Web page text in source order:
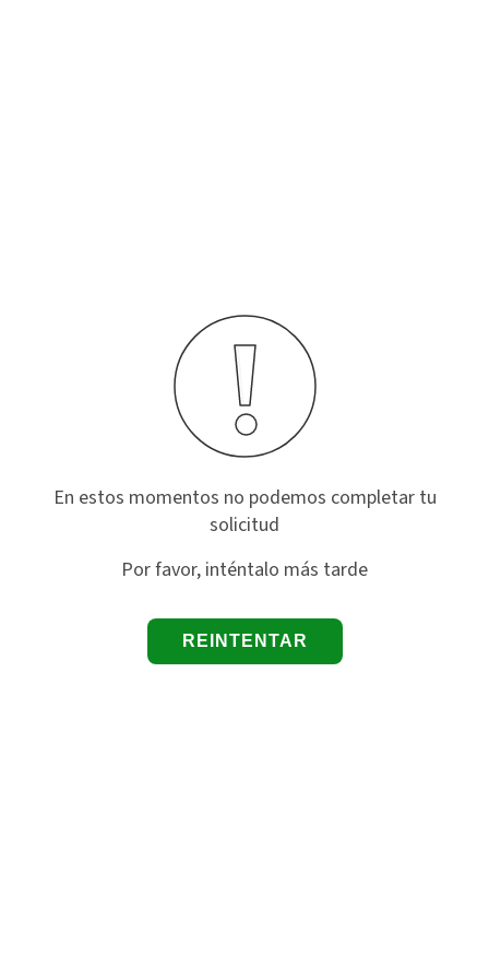
En estos momentos no podemos completar tu
solicitud
Por favor, inténtalo más tarde
REINTENTAR